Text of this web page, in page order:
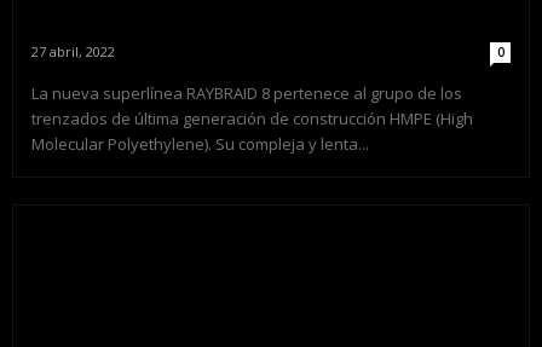
27 abril, 2022 0
La nueva superlínea RAYBRAID 8 pertenece al grupo de los
trenzados de última generación de construcción HMPE (High
Molecular Polyethylene). Su compleja y lenta...